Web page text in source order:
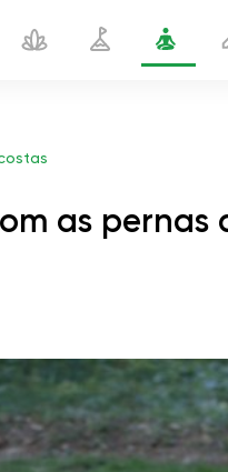
as pernas
o voo da